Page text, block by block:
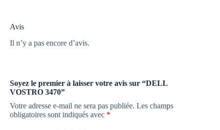
Avis
Il n’y a pas encore d’avis.
Soyez le premier à laisser votre avis sur “DELL
VOSTRO 3470”
Votre adresse e-mail ne sera pas publiée. Les champs
obligatoires sont indiqués avec *